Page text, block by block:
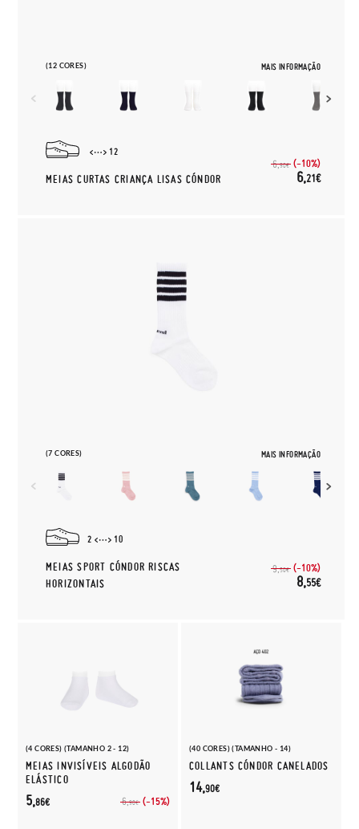
(12 CORES) MAIS INFORMAÇÃO
12
MEIAS CURTAS CRIANÇA LISAS CÓNDOR
6,90€ (-10%)
6,21€
(7 CORES) MAIS INFORMAÇÃO
2 10
MEIAS SPORT CÓNDOR RISCAS
HORIZONTAIS
9,50€ (-10%)
8,55€
(4 CORES) (TAMANHO 2 - 12)
MEIAS INVISÍVEIS ALGODÃO
ELÁSTICO
6,90€ (-15%)
5,86€
(40 CORES) (TAMANHO - 14)
COLLANTS CÓNDOR CANELADOS
14,90€